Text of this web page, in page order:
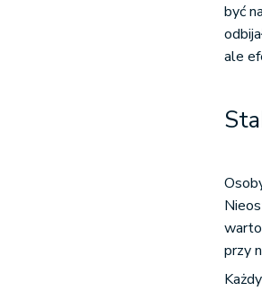
być
ale
przy